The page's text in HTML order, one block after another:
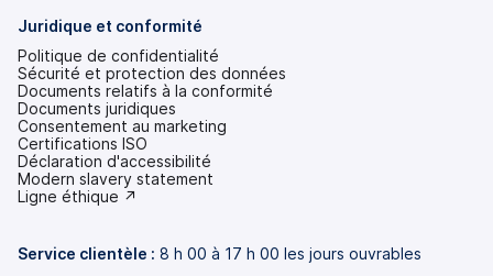
Juridique et conformité
Politique de confidentialité
Sécurité et protection des données
Documents relatifs à la conformité
Documents juridiques
Consentement au marketing
Certifications ISO
Déclaration d'accessibilité
(s'ouvre
dans
onglet)
Modern slavery statement
(s'ouvre
nouvel
Ligne éthique ↗
Service clientèle : 8 h 00 à 17 h 00 les jours ouvrables